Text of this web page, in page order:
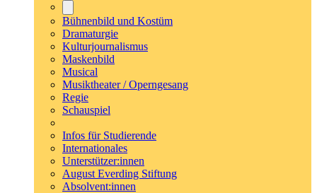
Bühnenbild und Kostüm
Dramaturgie
Kulturjournalismus
Maskenbild
Musical
Musiktheater / Operngesang
Regie
Schauspiel
Infos für Studierende
Internationales
Unterstützer:innen
August Everding Stiftung
Absolvent:innen